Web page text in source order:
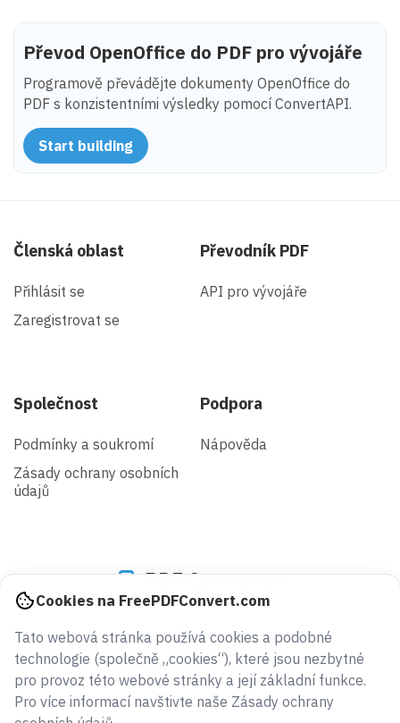
Převod OpenOffice do PDF pro vývojáře
Programově převádějte dokumenty OpenOffice do
PDF s konzistentními výsledky pomocí ConvertAPI.
Start building
Členská oblast
Přihlásit se
Zaregistrovat se
Převodník PDF
API pro vývojáře
Společnost
Podmínky a soukromí
Zásady ochrany osobních
údajů
Podpora
Nápověda
PDF Converter
943029868161
souborů převedeno od roku 2005
Cookies na FreePDFConvert.com
Tato webová stránka používá cookies a podobné
technologie (společně „cookies“), které jsou nezbytné
pro provoz této webové stránky a její základní funkce.
Pro více informací navštivte naše Zásady ochrany